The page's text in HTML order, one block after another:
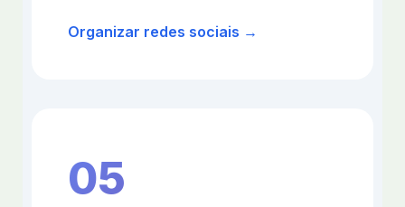
Organizar redes sociais →
05